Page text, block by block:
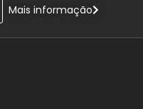
Mais informação